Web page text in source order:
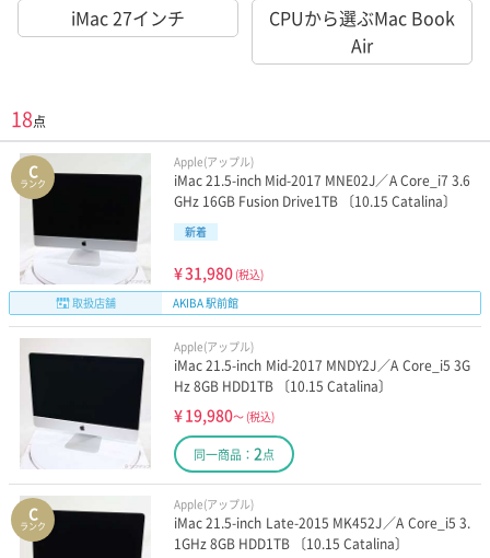
iMac 27インチ
CPUから選ぶMac Book
Air
18点
C
ランク
Apple(アップル)
iMac 21.5-inch Mid-2017 MNE02J／A Core_i7 3.6
GHz 16GB Fusion Drive1TB 〔10.15 Catalina〕
新着
¥31,980 (税込)
取扱店舗
AKIBA 駅前館
Apple(アップル)
iMac 21.5-inch Mid-2017 MNDY2J／A Core_i5 3G
Hz 8GB HDD1TB 〔10.15 Catalina〕
¥19,980～ (税込)
同一商品： 2点
C
ランク
Apple(アップル)
iMac 21.5-inch Late-2015 MK452J／A Core_i5 3.
1GHz 8GB HDD1TB 〔10.15 Catalina〕